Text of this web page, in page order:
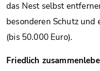
das Nest selbst
besonderen Schutz und
(bis 50.000 Euro).
Friedlich